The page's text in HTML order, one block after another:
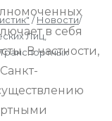
/Новости/
Лиц,в себя
В частности,